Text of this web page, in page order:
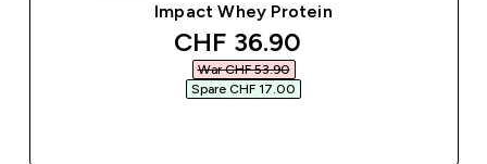
Impact Whey Protein
discounted price
CHF 36.90‎
War CHF 53.90‎
Spare CHF 17.00‎